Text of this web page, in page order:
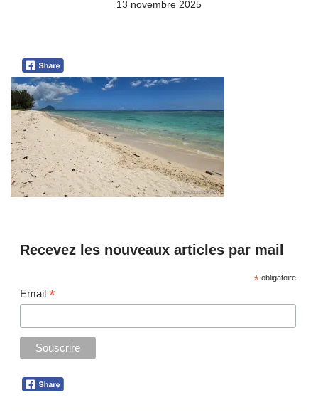
13 novembre 2025
Recevez les nouveaux articles par mail
*obligatoire
Email *